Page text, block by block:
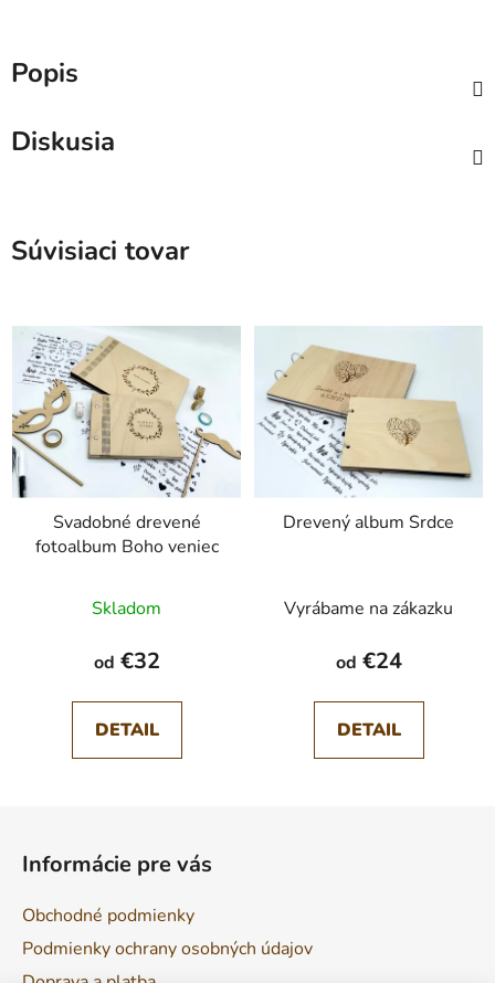
Popis
Diskusia
Súvisiaci tovar
Svadobné drevené
fotoalbum Boho veniec
Skladom
od €32
DETAIL
Drevený album Srdce
Vyrábame na zákazku
od €24
DETAIL
Informácie pre vás
Obchodné podmienky
Podmienky ochrany osobných údajov